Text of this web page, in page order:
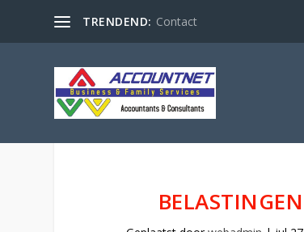
TRENDEND: Contact